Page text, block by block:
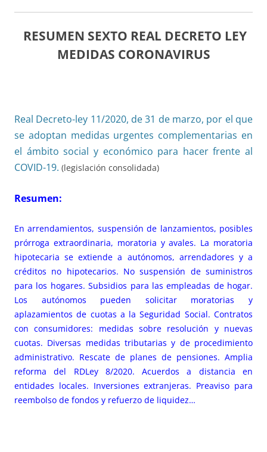
RESUMEN SEXTO REAL DECRETO LEY
MEDIDAS CORONAVIRUS
Real Decreto-ley 11/2020, de 31 de marzo, por el que
se adoptan medidas urgentes complementarias en
el ámbito social y económico para hacer frente al
COVID-19. (legislación consolidada)
Resumen:
En arrendamientos, suspensión de lanzamientos, posibles
prórroga extraordinaria, moratoria y avales. La moratoria
hipotecaria se extiende a autónomos, arrendadores y a
créditos no hipotecarios. No suspensión de suministros
para los hogares. Subsidios para las empleadas de hogar.
Los autónomos pueden solicitar moratorias y
aplazamientos de cuotas a la Seguridad Social. Contratos
con consumidores: medidas sobre resolución y nuevas
cuotas. Diversas medidas tributarias y de procedimiento
administrativo. Rescate de planes de pensiones. Amplia
reforma del RDLey 8/2020. Acuerdos a distancia en
entidades locales. Inversiones extranjeras. Preaviso para
reembolso de fondos y refuerzo de liquidez…